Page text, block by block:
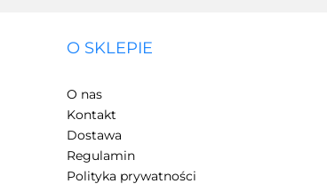
O SKLEPIE
O nas
Kontakt
Dostawa
Regulamin
Polityka prywatności